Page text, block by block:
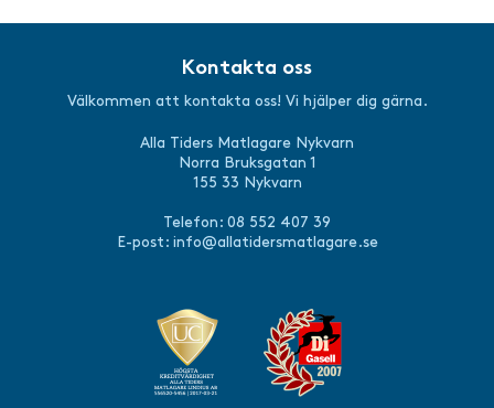
Kontakta oss
Välkommen att kontakta oss! Vi hjälper dig gärna.
Alla Tiders Matlagare Nykvarn
Norra Bruksgatan 1
155 33 Nykvarn
Telefon: 08 552 407 39
E-post: info@allatidersmatlagare.se